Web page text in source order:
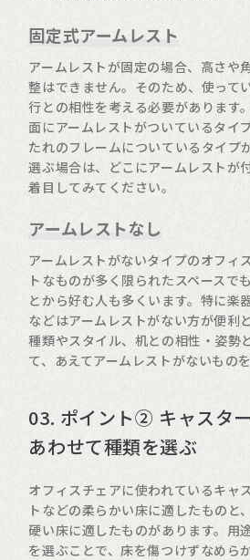
固定式アームレスト
アームレストが固定の場合、高さや
整はできません。そのため、使って
行との相性を考える必要があります
面にアームレストがついているタイ
たれのフレームについているタイプ
選ぶ場合は、どこにアームレストが
着目してみてください。
アームレストなし
アームレストがないタイプのオフィ
トなものが多く限られたスペースで
とから好む人も多くいます。特に楽
などはアームレストがない方が便利
種類やスタイル、机との相性・姿勢
て、あえてアームレストがないもの
03. ポイント② キャスタ
あわせて種類を選ぶ
オフィスチェアに使われているキャ
トなどの柔らかい床に適したものと
硬い床に適したものがあります。用
を選ぶことで、床を傷つけずなめら